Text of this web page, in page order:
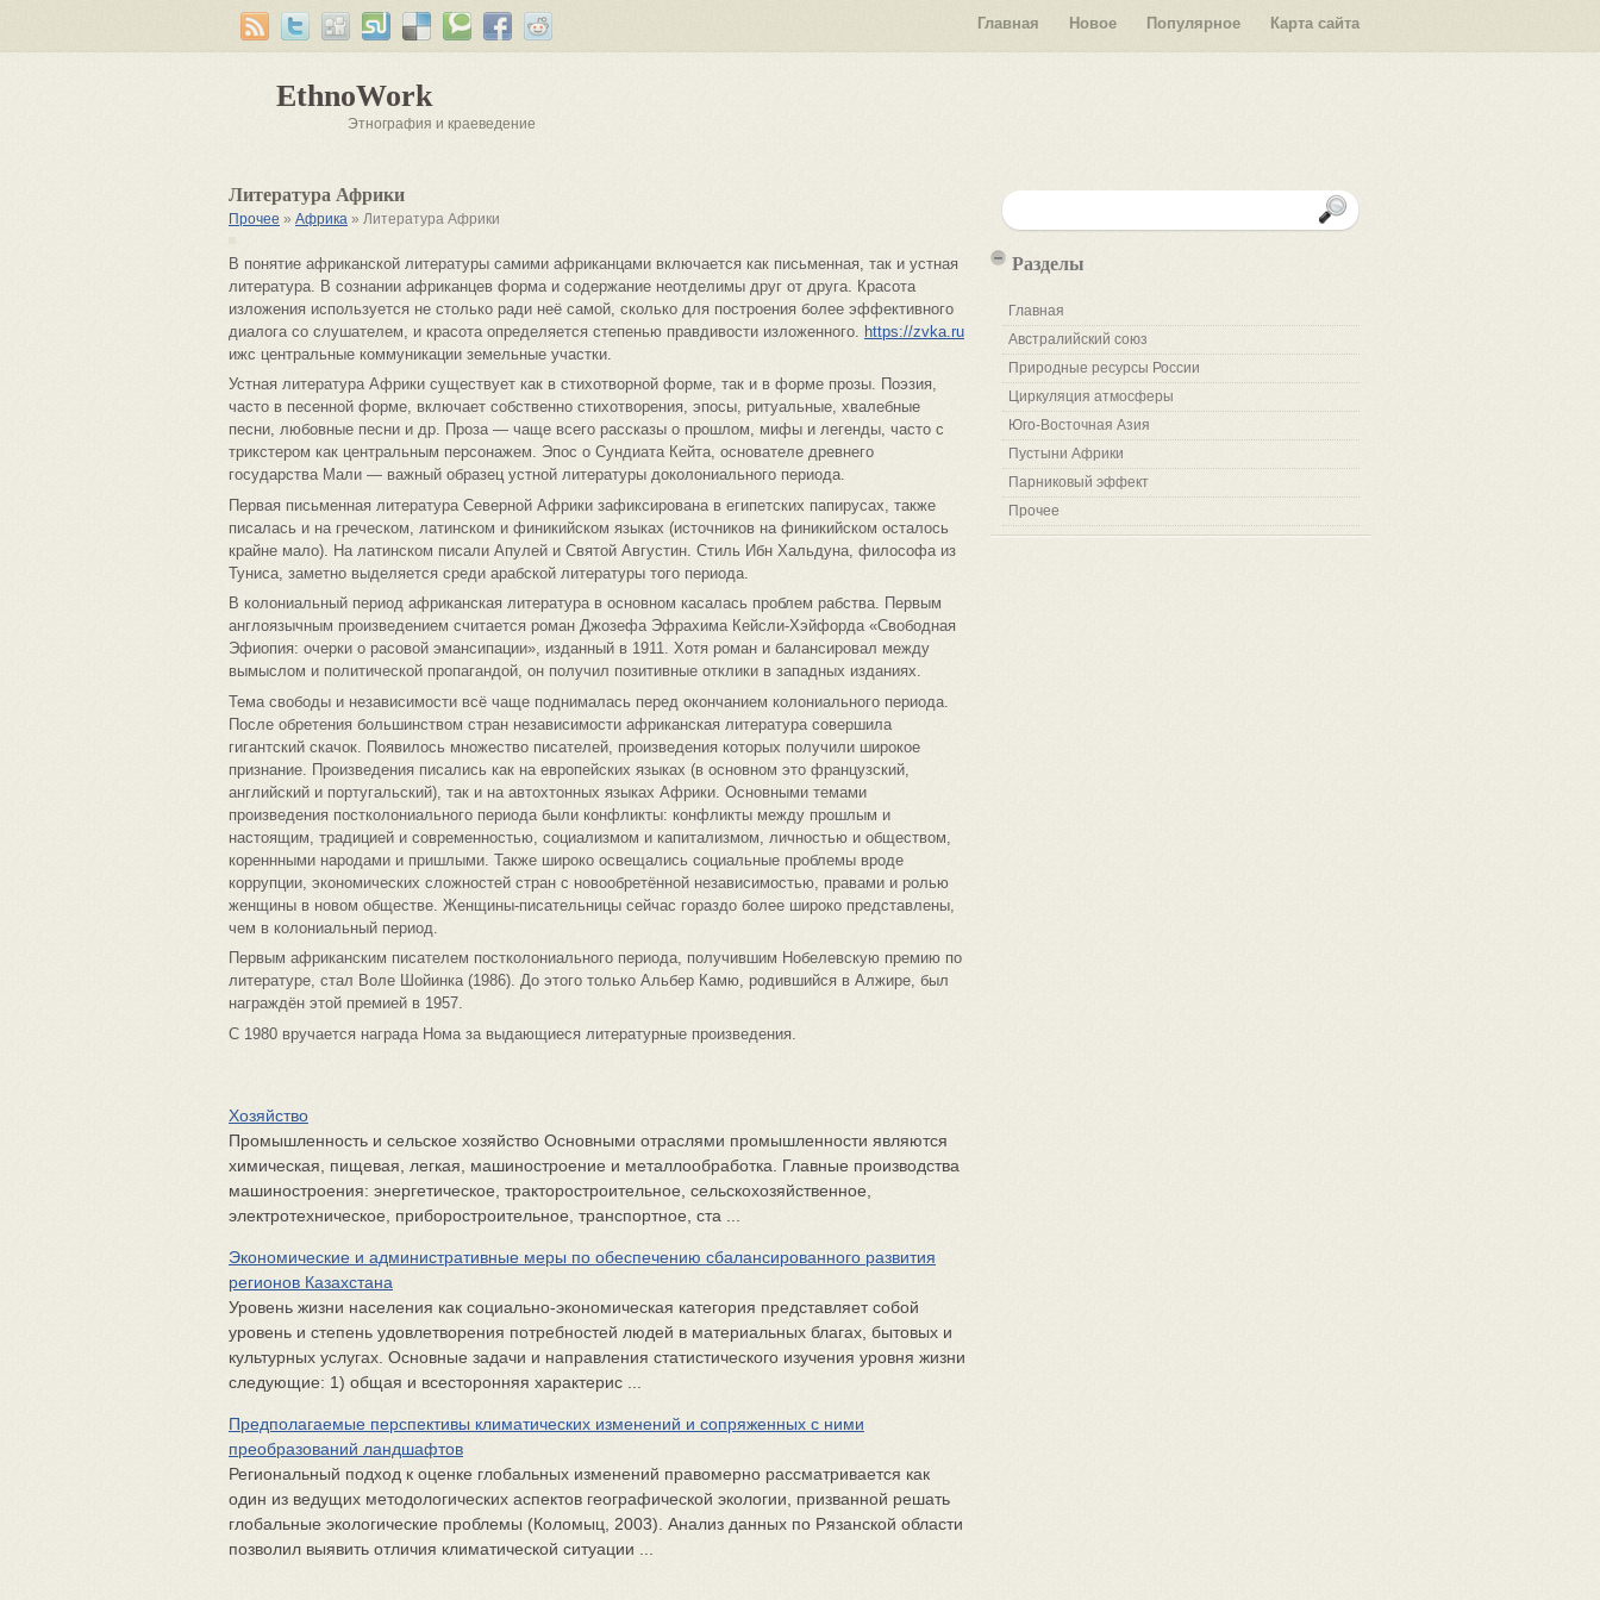
EthnoWork
Этнография и краеведение
Главная Новое Популярное Карта сайта
Литература Африки
Прочее » Африка » Литература Африки
В понятие африканской литературы самими африканцами включается как письменная, так и устная
литература. В сознании африканцев форма и содержание неотделимы друг от друга. Красота
изложения используется не столько ради неё самой, сколько для построения более эффективного
диалога со слушателем, и красота определяется степенью правдивости изложенного. https://zvka.ru
ижс центральные коммуникации земельные участки.
Устная литература Африки существует как в стихотворной форме, так и в форме прозы. Поэзия,
часто в песенной форме, включает собственно стихотворения, эпосы, ритуальные, хвалебные
песни, любовные песни и др. Проза — чаще всего рассказы о прошлом, мифы и легенды, часто с
трикстером как центральным персонажем. Эпос о Сундиата Кейта, основателе древнего
государства Мали — важный образец устной литературы доколониального периода.
Первая письменная литература Северной Африки зафиксирована в египетских папирусах, также
писалась и на греческом, латинском и финикийском языках (источников на финикийском осталось
крайне мало). На латинском писали Апулей и Святой Августин. Стиль Ибн Хальдуна, философа из
Туниса, заметно выделяется среди арабской литературы того периода.
В колониальный период африканская литература в основном касалась проблем рабства. Первым
англоязычным произведением считается роман Джозефа Эфрахима Кейсли-Хэйфорда «Свободная
Эфиопия: очерки о расовой эмансипации», изданный в 1911. Хотя роман и балансировал между
вымыслом и политической пропагандой, он получил позитивные отклики в западных изданиях.
Тема свободы и независимости всё чаще поднималась перед окончанием колониального периода.
После обретения большинством стран независимости африканская литература совершила
гигантский скачок. Появилось множество писателей, произведения которых получили широкое
признание. Произведения писались как на европейских языках (в основном это французский,
английский и португальский), так и на автохтонных языках Африки. Основными темами
произведения постколониального периода были конфликты: конфликты между прошлым и
настоящим, традицией и современностью, социализмом и капитализмом, личностью и обществом,
кореннными народами и пришлыми. Также широко освещались социальные проблемы вроде
коррупции, экономических сложностей стран с новообретённой независимостью, правами и ролью
женщины в новом обществе. Женщины-писательницы сейчас гораздо более широко представлены,
чем в колониальный период.
Первым африканским писателем постколониального периода, получившим Нобелевскую премию по
литературе, стал Воле Шойинка (1986). До этого только Альбер Камю, родившийся в Алжире, был
награждён этой премией в 1957.
С 1980 вручается награда Нома за выдающиеся литературные произведения.
Хозяйство
Промышленность и сельское хозяйство Основными отраслями промышленности являются
химическая, пищевая, легкая, машиностроение и металлообработка. Главные производства
машиностроения: энергетическое, тракторостроительное, сельскохозяйственное,
электротехническое, приборостроительное, транспортное, ста ...
Экономические и административные меры по обеспечению сбалансированного развития
регионов Казахстана
Уровень жизни населения как социально-экономическая категория представляет собой
уровень и степень удовлетворения потребностей людей в материальных благах, бытовых и
культурных услугах. Основные задачи и направления статистического изучения уровня жизни
следующие: 1) общая и всесторонняя характерис ...
Предполагаемые перспективы климатических изменений и сопряженных с ними
преобразований ландшафтов
Региональный подход к оценке глобальных изменений правомерно рассматривается как
один из ведущих методологических аспектов географической экологии, призванной решать
глобальные экологические проблемы (Коломыц, 2003). Анализ данных по Рязанской области
позволил выявить отличия климатической ситуации ...
Разделы
Главная
Австралийский союз
Природные ресурсы России
Циркуляция атмосферы
Юго-Восточная Азия
Пустыни Африки
Парниковый эффект
Прочее